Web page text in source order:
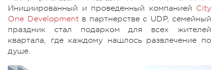
Инициированный и проведенный компанией City
One Developmentв партнерстве с UDP, семейный
праздник стал подарком для всех жителей
квартала, где каждому нашлось развлечение по
душе.